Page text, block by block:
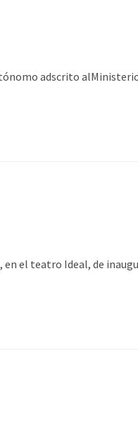
adscrito
en el teatro Ideal, de